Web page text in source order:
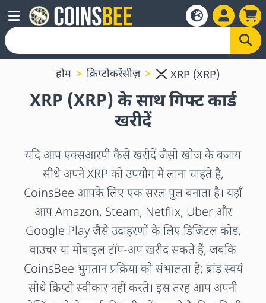
होम क्रिप्टोकरेंसीज़ XRP (XRP)
XRP (XRP) के साथ गिफ्ट कार्ड
खरीदें
यदि आप एक्सआरपी कैसे खरीदें जैसी खोज के बजाय
सीधे अपने XRP को उपयोग में लाना चाहते हैं,
CoinsBee आपके लिए एक सरल पुल बनाता है। यहाँ
आप Amazon, Steam, Netflix, Uber और
Google Play जैसे उदाहरणों के लिए डिजिटल कोड,
वाउचर या मोबाइल टॉप-अप खरीद सकते हैं, जबकि
CoinsBee भुगतान प्रक्रिया को संभालता है; ब्रांड स्वयं
सीधे क्रिप्टो स्वीकार नहीं करते। इस तरह आप अपनी